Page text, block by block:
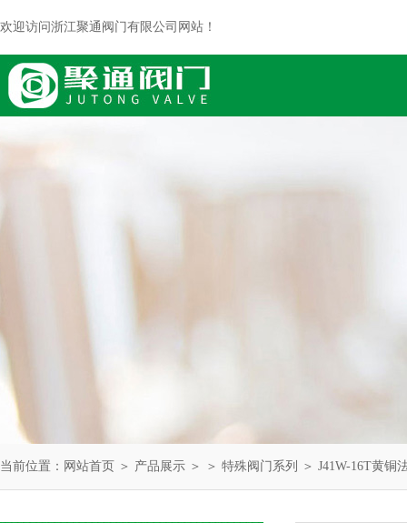
欢迎访问浙江聚通阀门有限公司网站！
当前位置： 网站首页 ＞ 产品展示 ＞ ＞ 特殊阀门系列 ＞ J41W-16T黄铜